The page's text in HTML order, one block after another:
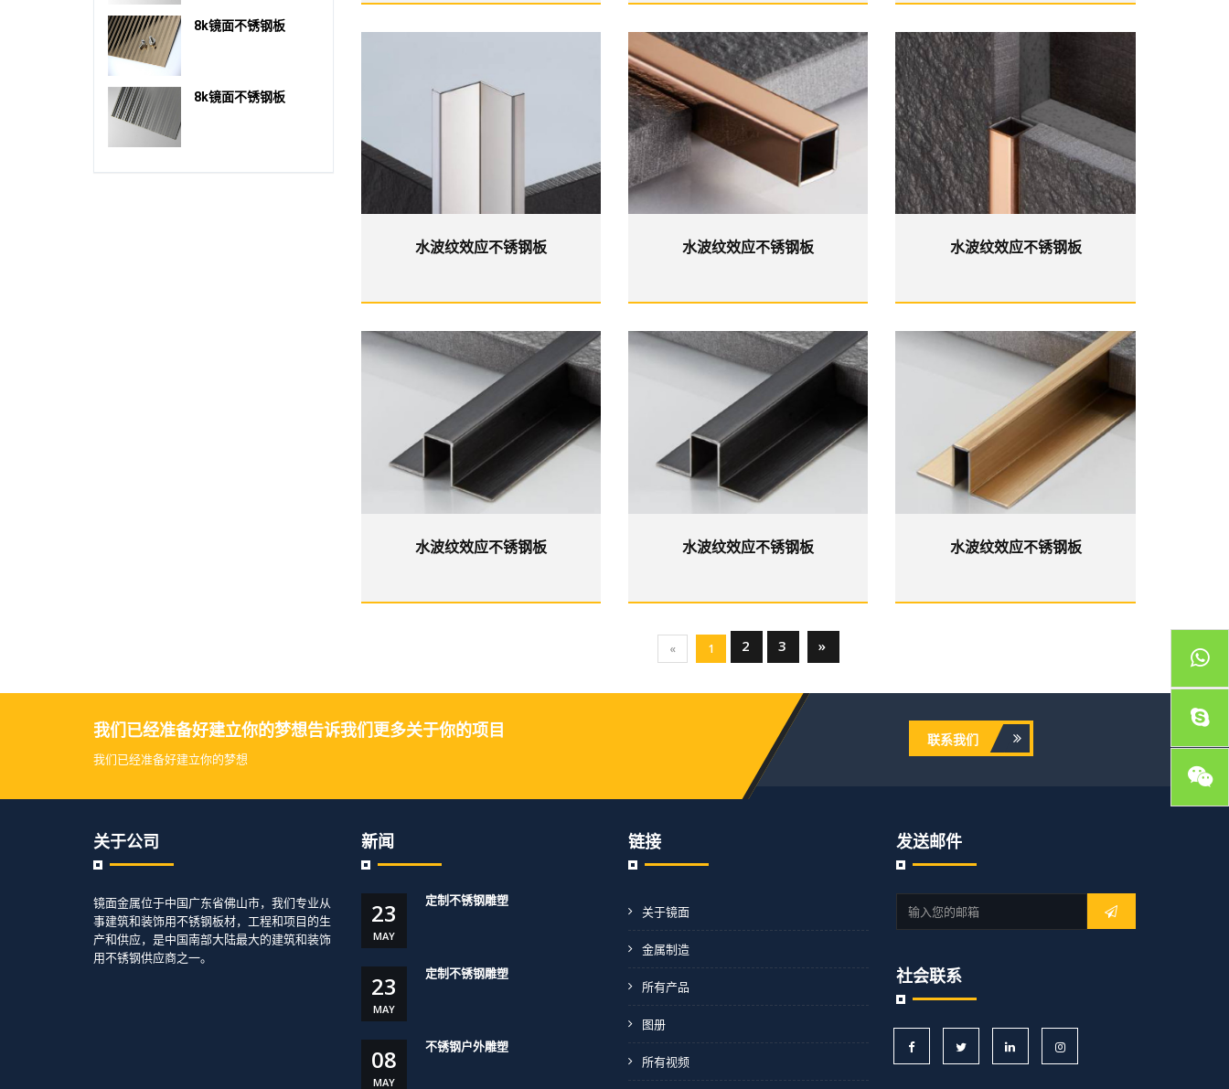
水波纹效应不锈钢板 水波纹效应不锈钢板 水波纹效应不锈钢板
水波纹效应不锈钢板 水波纹效应不锈钢板 水波纹效应不锈钢板
« 1 2 3 »
8k镜面不锈钢板
8k镜面不锈钢板
我们已经准备好建立你的梦想告诉我们更多关于你的项目
我们已经准备好建立你的梦想
联系我们
关于公司
镜面金属位于中国广东省佛山市，我们专业从
事建筑和装饰用不锈钢板材，工程和项目的生
产和供应，是中国南部大陆最大的建筑和装饰
用不锈钢供应商之一。
新闻
23
MAY
定制不锈钢雕塑
23
MAY
定制不锈钢雕塑
08
MAY
不锈钢户外雕塑
链接
关于镜面
金属制造
所有产品
图册
所有视频
发送邮件
社会联系